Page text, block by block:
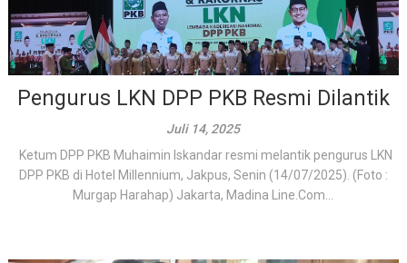
Pengurus LKN DPP PKB Resmi Dilantik
Juli 14, 2025
Ketum DPP PKB Muhaimin Iskandar resmi melantik pengurus LKN
DPP PKB di Hotel Millennium, Jakpus, Senin (14/07/2025). (Foto :
Murgap Harahap) Jakarta, Madina Line.Com...